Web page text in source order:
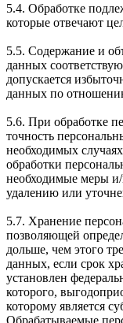
5.4. Обработке
которые отвечают
5.5. Содержание и
данных
допускается
данных по
5.6. При обработке
точность
необходимых
обработки
необходимые меры
удалению или
5.7. Хранение
позволяющей
дольше, чем этого
данных, если срок
установлен
которого,
которому является
Обрабатываемые